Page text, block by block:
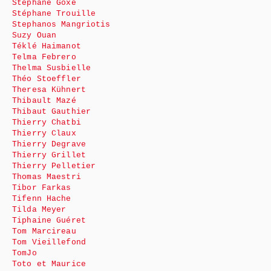
Stéphane Goxe
Stéphane Trouille
Stephanos Mangriotis
Suzy Ouan
Téklé Haimanot
Telma Febrero
Thelma Susbielle
Théo Stoeffler
Theresa Kühnert
Thibault Mazé
Thibaut Gauthier
Thierry Chatbi
Thierry Claux
Thierry Degrave
Thierry Grillet
Thierry Pelletier
Thomas Maestri
Tibor Farkas
Tifenn Hache
Tilda Meyer
Tiphaine Guéret
Tom Marcireau
Tom Vieillefond
TomJo
Toto et Maurice